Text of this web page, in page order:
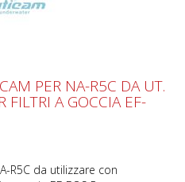
PER NA-R5C DA UT.
FILTRI A GOCCIA EF-
R5C da utilizzare con